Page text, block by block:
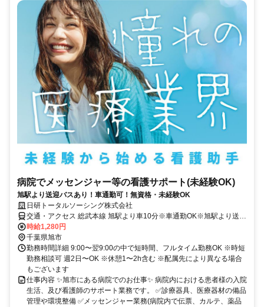
病院でメッセンジャー等の看護サポート(未経験OK)
旭駅より送迎バスあり！車通勤可！無資格・未経験OK
日研トータルソーシング株式会社
交通・アクセス 総武本線 旭駅より車10分※車通勤OK※旭駅より送迎
バスあり
時給1,280円
千葉県旭市
勤務時間詳細 9:00〜翌9:00の中で短時間、フルタイム勤務OK ※時短
勤務相談可 週2日〜OK ※休憩1〜2h含む ※配属先により異なる場合
もございます
仕事内容 ✨旭市にある病院でのお仕事✨ 病院内における患者様の入院
生活、及び看護師のサポート業務です。 ✅診療器具、医療器材の備品
管理や環境整備 ✅メッセンジャー業務(病院内で伝票、カルテ、薬品